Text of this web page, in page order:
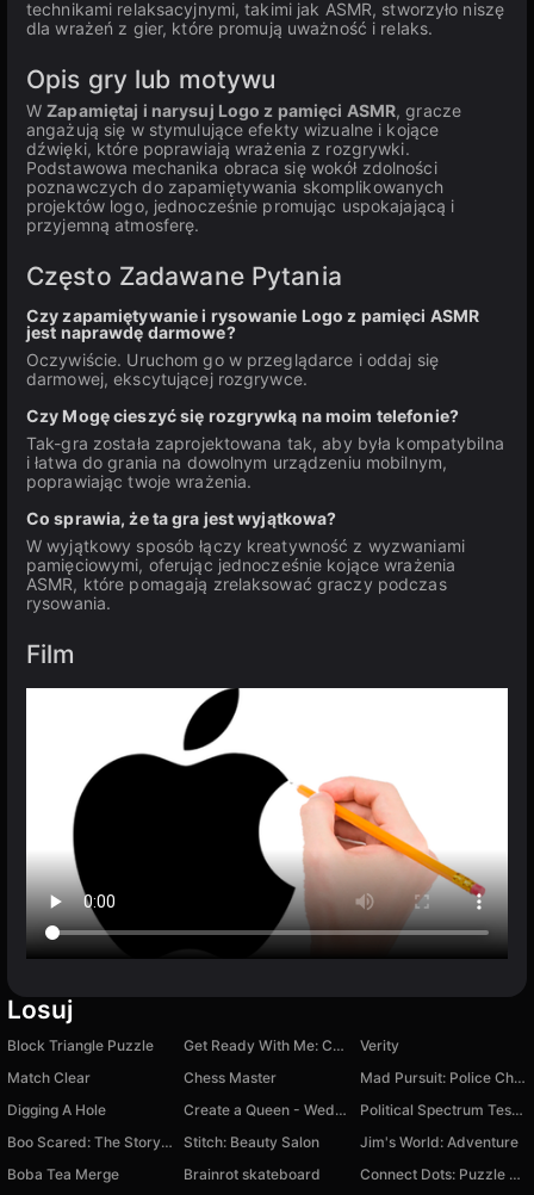
technikami relaksacyjnymi, takimi jak ASMR, stworzyło niszę
dla wrażeń z gier, które promują uważność i relaks.
Opis gry lub motywu
WZapamiętaj i narysuj Logo z pamięci ASMR, gracze
angażują się w stymulujące efekty wizualne i kojące
dźwięki, które poprawiają wrażenia z rozgrywki.
Podstawowa mechanika obraca się wokół zdolności
poznawczych do zapamiętywania skomplikowanych
projektów logo, jednocześnie promując uspokajającą i
przyjemną atmosferę.
Często Zadawane Pytania
Czy zapamiętywanie i rysowanie Logo z pamięci ASMR
jest naprawdę darmowe?
Oczywiście. Uruchom go w przeglądarce i oddaj się
darmowej, ekscytującej rozgrywce.
Czy Mogę cieszyć się rozgrywką na moim telefonie?
Tak-gra została zaprojektowana tak, aby była kompatybilna
i łatwa do grania na dowolnym urządzeniu mobilnym,
poprawiając twoje wrażenia.
Co sprawia, że ta gra jest wyjątkowa?
W wyjątkowy sposób łączy kreatywność z wyzwaniami
pamięciowymi, oferując jednocześnie kojące wrażenia
ASMR, które pomagają zrelaksować graczy podczas
rysowania.
Film
Losuj
Block Triangle Puzzle Get Ready With Me: Concert Day
Verity
Match Clear
Chess Master
Mad Pursuit: Police Chase Game
Digging A Hole
Create a Queen - Wednesday Salon
Political Spectrum Test Quiz
Boo Scared: The Story of Okak
Stitch: Beauty Salon
Jim's World: Adventure
Boba Tea Merge
Brainrot skateboard Connect Dots: Puzzle Game